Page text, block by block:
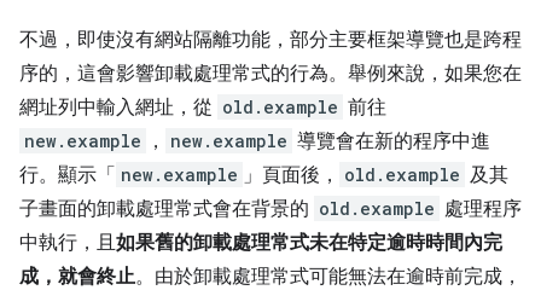
不過，即使沒有網站隔離功能，部分主要框架導覽也是跨程
序的，這會影響卸載處理常式的行為。舉例來說，如果您在
網址列中輸入網址，從 old.example 前往
new.example ， new.example 導覽會在新的程序中進
行。顯示「 new.example 」頁面後， old.example 及其
子畫面的卸載處理常式會在背景的 old.example 處理程序
中執行，且如果舊的卸載處理常式未在特定逾時時間內完
成，就會終止。由於卸載處理常式可能無法在逾時前完成，